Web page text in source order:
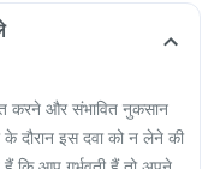
करने और संभावित नुकसान
के दौरान इस दवा को न लेने की